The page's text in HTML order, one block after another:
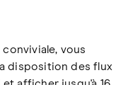
vous
disposition des flux